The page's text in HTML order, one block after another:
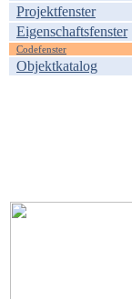
Projektfenster
Eigenschaftsfenster
Codefenster
Objektkatalog